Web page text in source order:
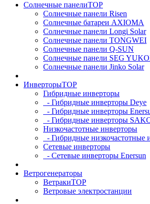
Солнечные панелиTOP
Солнечные панели Risen
Солнечные батареи AXIOMA
Солнечные панели Longi Solar
Солнечные панели TONGWEI
Солнечные панели Q-SUN
Солнечные панели SEG
Солнечные панели Jinko Solar
ИнверторыTOP
Гибридные инверторы
- Гибридные инверторы Deye
- Гибридные инверторы
- Гибридные инверторы
Низкочастотные инверторы
- Гибридные низкочастотные
Сетевые инверторы
- Сетевые инверторы Enersun
Ветрогенераторы
ВетракиTOP
Ветровые электростанции